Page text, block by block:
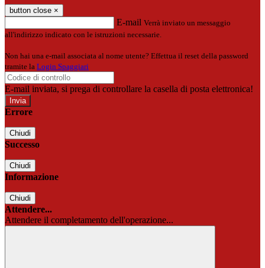
button close ×
E-mail Verrà inviato un messaggio
all'indirizzo indicato con le istruzioni necessarie.
Non hai una e-mail associata al nome utente? Effettua il reset della password
tramite la Login Spaggiari
E-mail inviata, si prega di controllare la casella di posta elettronica!
Errore
Chiudi
Successo
Chiudi
Informazione
Chiudi
Attendere...
Attendere il completamento dell'operazione...